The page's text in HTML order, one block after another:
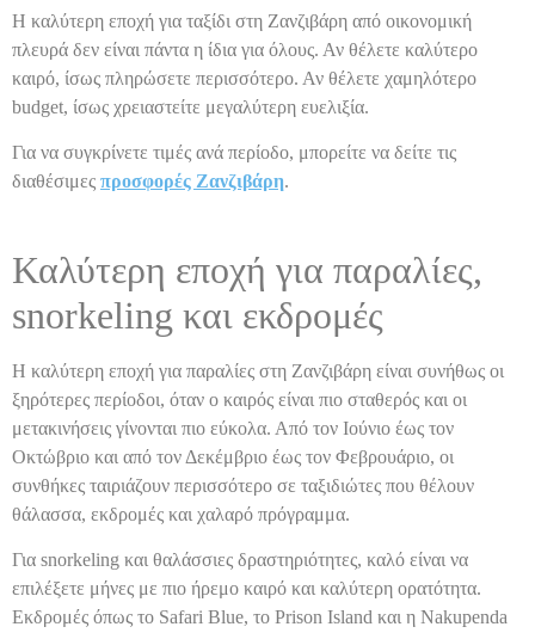
Η καλύτερη εποχή για ταξίδι στη Ζανζιβάρη από οικονομική
πλευρά δεν είναι πάντα η ίδια για όλους. Αν θέλετε καλύτερο
καιρό, ίσως πληρώσετε περισσότερο. Αν θέλετε χαμηλότερο
budget, ίσως χρειαστείτε μεγαλύτερη ευελιξία.
Για να συγκρίνετε τιμές ανά περίοδο, μπορείτε να δείτε τις
διαθέσιμες προσφορές Ζανζιβάρη.
Καλύτερη εποχή για παραλίες,
snorkeling και εκδρομές
Η καλύτερη εποχή για παραλίες στη Ζανζιβάρη είναι συνήθως οι
ξηρότερες περίοδοι, όταν ο καιρός είναι πιο σταθερός και οι
μετακινήσεις γίνονται πιο εύκολα. Από τον Ιούνιο έως τον
Οκτώβριο και από τον Δεκέμβριο έως τον Φεβρουάριο, οι
συνθήκες ταιριάζουν περισσότερο σε ταξιδιώτες που θέλουν
θάλασσα, εκδρομές και χαλαρό πρόγραμμα.
Για snorkeling και θαλάσσιες δραστηριότητες, καλό είναι να
επιλέξετε μήνες με πιο ήρεμο καιρό και καλύτερη ορατότητα.
Εκδρομές όπως το Safari Blue, το Prison Island και η Nakupenda